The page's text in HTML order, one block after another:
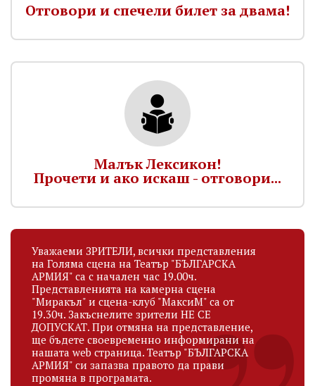
Отговори и спечели билет за двама!
Малък Лексикон!
Прочети и ако искаш - отговори...
Уважаеми ЗРИТЕЛИ, всички представления
на Голяма сцена на Театър "БЪЛГАРСКА
АРМИЯ" са с начален час 19.00ч.
Представленията на камерна сцена
"Миракъл" и сцена-клуб "МаксиМ" са от
19.30ч. Закъснелите зрители НЕ СЕ
ДОПУСКАТ. При отмяна на представление,
ще бъдете своевременно информирани на
нашата web страница. Театър "БЪЛГАРСКА
АРМИЯ" си запазва правото да прави
промяна в програмата.